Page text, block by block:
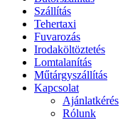
Szállítás
Tehertaxi
Fuvarozás
Irodaköltöztetés
Lomtalanítás
Műtárgyszállítás
Kapcsolat
Ajánlatkérés
Rólunk